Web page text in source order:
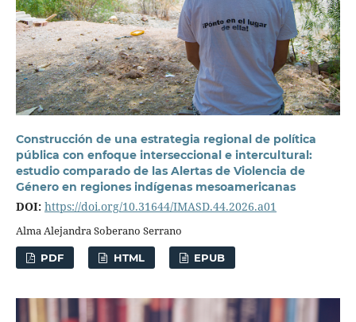
Construcción de una estrategia regional de política
pública con enfoque interseccional e intercultural:
estudio comparado de las Alertas de Violencia de
Género en regiones indígenas mesoamericanas
DOI: https://doi.org/10.31644/IMASD.44.2026.a01
Alma Alejandra Soberano Serrano
PDF HTML EPUB